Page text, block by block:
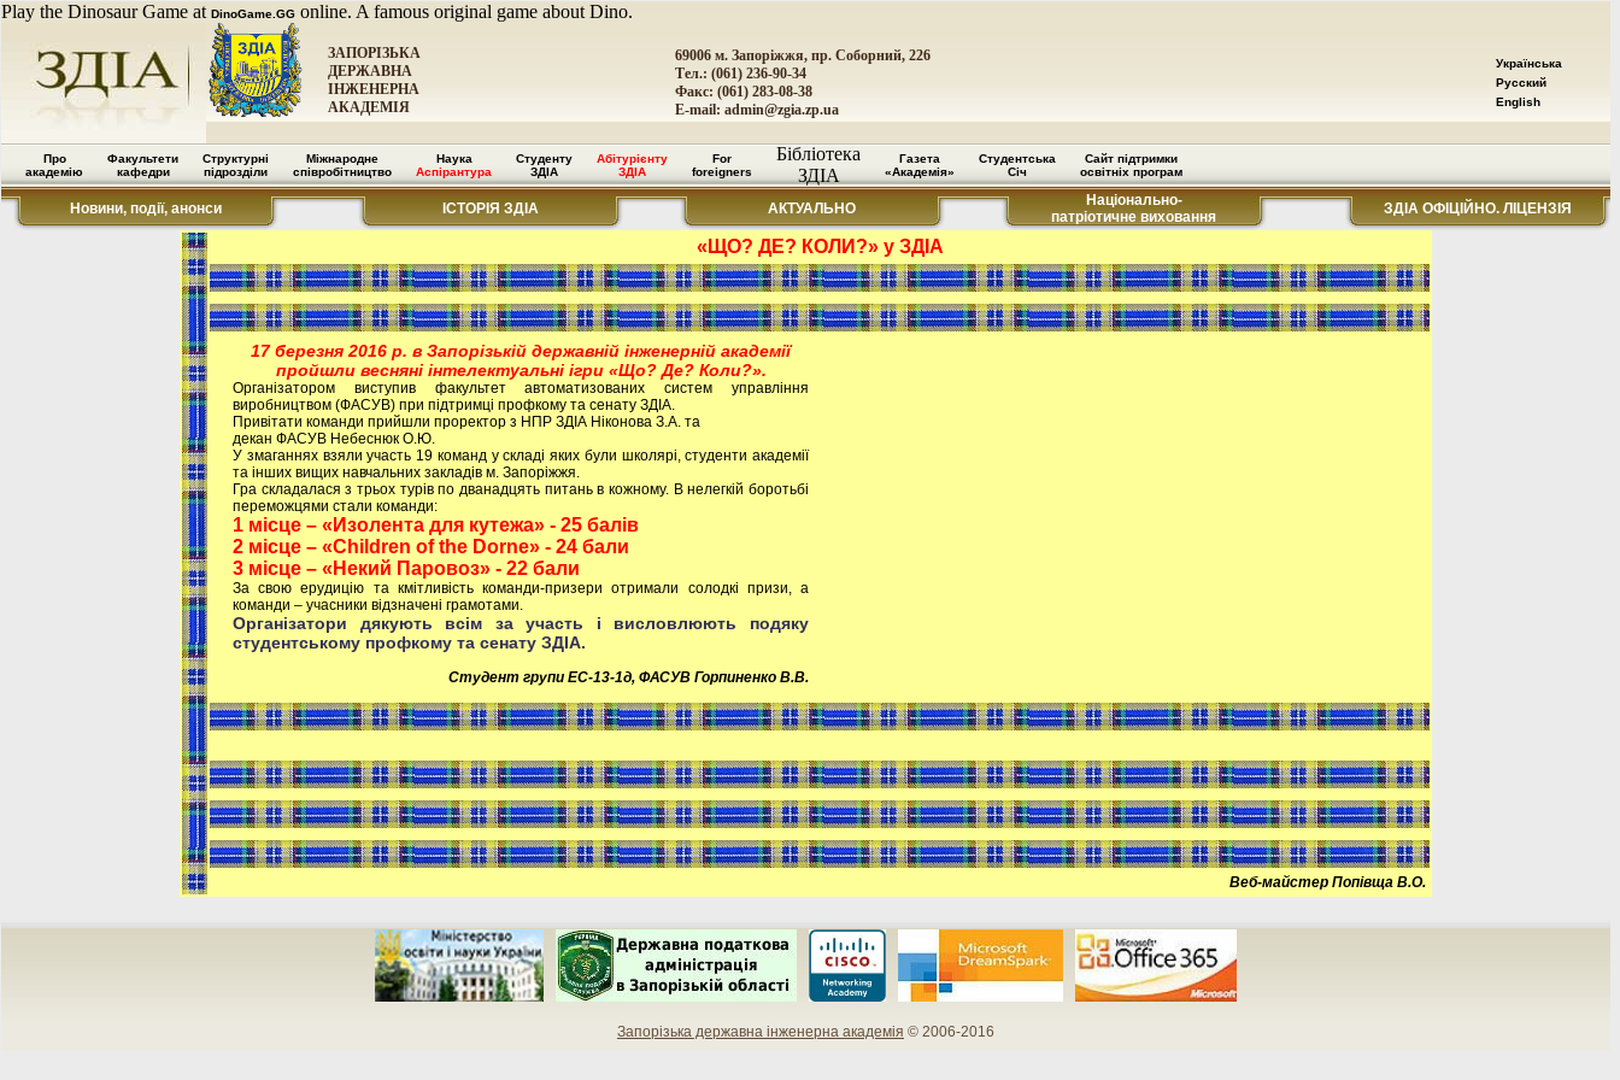
Play the Dinosaur Game at DinoGame.GG online. A famous original game about Dino.
ЗАПОРІЗЬКА
ДЕРЖАВНА
ІНЖЕНЕРНА
АКАДЕМІЯ
69006 м. Запоріжжя, пр. Соборний, 226
Тел.: (061) 236-90-34
Факс: (061) 283-08-38
E-mail: admin@zgia.zp.ua
Українська
Русский
English
Про
академію
Факультети
кафедри
Структурні
підрозділи
Міжнародне
співробітництво
Наука
Аспірантура
Студенту
ЗДІА
Абітурієнту
ЗДІА
For
foreigners
Бібліотека
ЗДІА
Газета
«Академія»
Студентська
Січ
Сайт підтримки
освітніх програм
Новини, події, анонси ІСТОРІЯ ЗДІА АКТУАЛЬНО
Національно-
патріотичне виховання
ЗДІА ОФІЦІЙНО. ЛІЦЕНЗІЯ
«ЩО? ДЕ? КОЛИ?» у ЗДІА
17 березня 2016 p. в Запорізькій державній інженерній академії
пройшли весняні інтелектуальні ігри «Що? Де? Коли?».
Організатором виступив факультет автоматизованих систем управління
виробництвом (ФАСУВ) при підтримці профкому та сенату ЗДІА.
Привітати команди прийшли проректор з НПР ЗДІА Ніконова З.А. та
декан ФАСУВ Небеснюк О.Ю.
У змаганнях взяли участь 19 команд у складі яких були школярі, студенти академії
та інших вищих навчальних закладів м. Запоріжжя.
Гра складалася з трьох турів по дванадцять питань в кожному. В нелегкій боротьбі
переможцями стали команди:
1 місце – «Изолента для кутежа» - 25 балів
2 місце – «Children of the Dorne» - 24 бали
3 місце – «Некий Паровоз» - 22 бали
За свою ерудицію та кмітливість команди-призери отримали солодкі призи, а
команди – учасники відзначені грамотами.
Організатори дякують всім за участь і висловлюють подяку
студентському профкому та сенату ЗДІА.
Студент групи ЕС-13-1д, ФАСУВ Горпиненко В.В.
Веб-майстер Попівща В.О.
Запорізька державна інженерна академія © 2006-2016